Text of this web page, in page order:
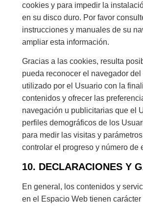
cookies y para impedir la
en su disco duro. Por favor
instrucciones y manuales de su
ampliar esta información.
Gracias a las cookies, resulta
pueda reconocer el navegador
utilizado por el Usuario con la
contenidos y ofrecer las
navegación u publicitarias que el
perfiles demográficos de los
para medir las visitas y
controlar el progreso y número de
10. DECLARACIONES Y
En general, los contenidos y
en el Espacio Web tienen carácter